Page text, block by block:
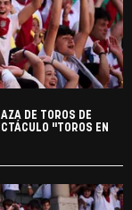
DE TOROS DE
"TOROS EN